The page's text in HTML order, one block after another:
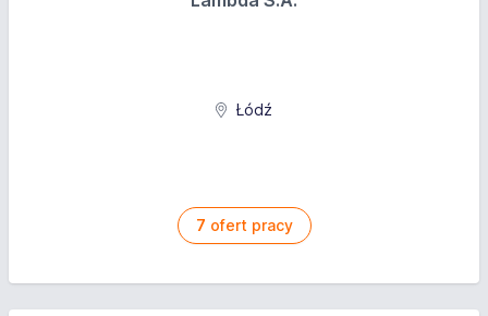
Łódź
7 ofert pracy